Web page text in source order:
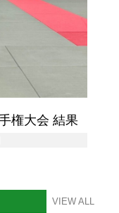
権大会 結果
VIEW ALL